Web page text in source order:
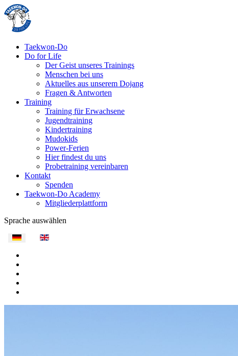
Taekwon-Do
Do for Life
Der Geist unseres Trainings
Menschen bei uns
Aktuelles aus unserem Dojang
Fragen & Antworten
Training
Training für Erwachsene
Jugendtraining
Kindertraining
Mudokids
Power-Ferien
Hier findest du uns
Probetraining vereinbaren
Kontakt
Spenden
Taekwon-Do Academy
Mitgliederplattform
Sprache auswählen